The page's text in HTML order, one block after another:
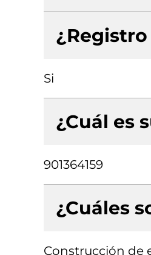
¿Registro
Si
¿Cuál es
901364159
¿Cuáles
Construcción de